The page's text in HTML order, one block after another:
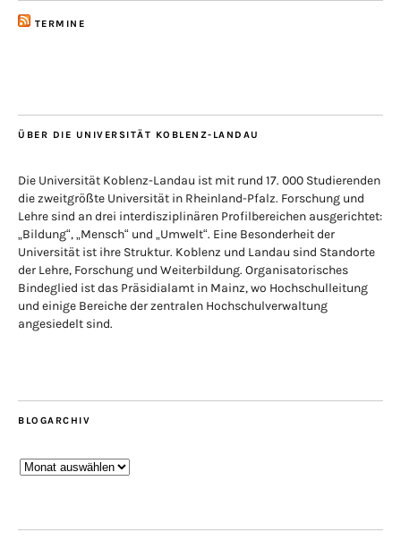
TERMINE
ÜBER DIE UNIVERSITÄT KOBLENZ-LANDAU
Die Universität Koblenz-Landau ist mit rund 17. 000 Studierenden
die zweitgrößte Universität in Rheinland-Pfalz. Forschung und
Lehre sind an drei interdisziplinären Profilbereichen ausgerichtet:
„Bildung“, „Mensch“ und „Umwelt“. Eine Besonderheit der
Universität ist ihre Struktur. Koblenz und Landau sind Standorte
der Lehre, Forschung und Weiterbildung. Organisatorisches
Bindeglied ist das Präsidialamt in Mainz, wo Hochschulleitung
und einige Bereiche der zentralen Hochschulverwaltung
angesiedelt sind.
BLOGARCHIV
Blogarchiv